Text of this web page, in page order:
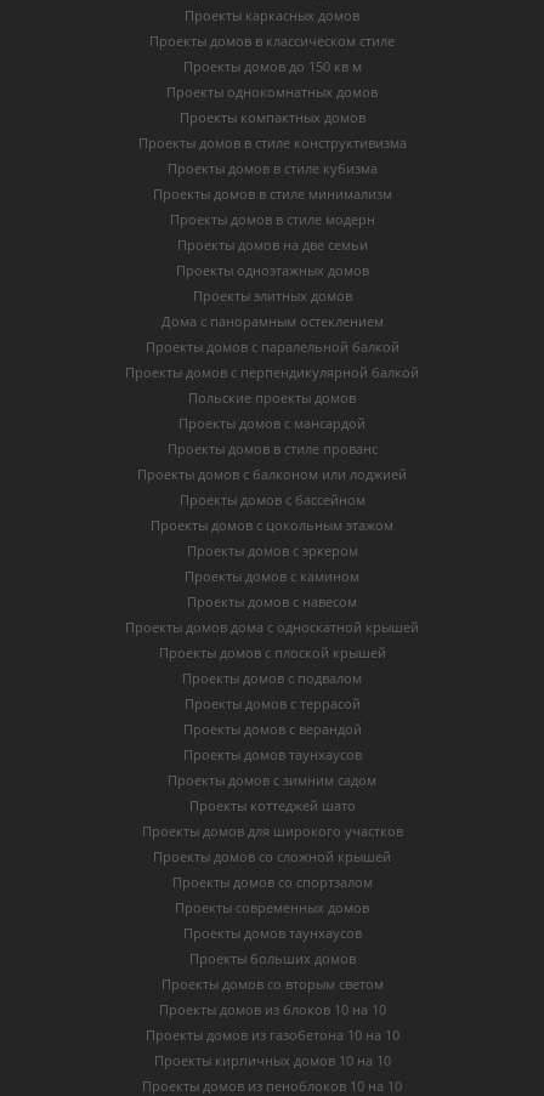
Проекты каркасных домов
Проекты домов в классическом стиле
Проекты домов до 150 кв м
Проекты однокомнатных домов
Проекты компактных домов
Проекты домов в стиле конструктивизма
Проекты домов в стиле кубизма
Проекты домов в стиле минимализм
Проекты домов в стиле модерн
Проекты домов на две семьи
Проекты одноэтажных домов
Проекты элитных домов
Дома с панорамным остеклением
Проекты домов с паралельной балкой
Проекты домов с перпендикулярной балкой
Польские проекты домов
Проекты домов с мансардой
Проекты домов в стиле прованс
Проекты домов с балконом или лоджией
Проекты домов с бассейном
Проекты домов с цокольным этажом
Проекты домов с эркером
Проекты домов с камином
Проекты домов с навесом
Проекты домов дома с односкатной крышей
Проекты домов с плоской крышей
Проекты домов с подвалом
Проекты домов с террасой
Проекты домов с верандой
Проекты домов таунхаусов
Проекты домов с зимним садом
Проекты коттеджей шато
Проекты домов для широкого участков
Проекты домов со сложной крышей
Проекты домов со спортзалом
Проекты современных домов
Проекты домов таунхаусов
Проекты больших домов
Проекты домов со вторым светом
Проекты домов из блоков 10 на 10
Проекты домов из газобетона 10 на 10
Проекты кирпичных домов 10 на 10
Проекты домов из пеноблоков 10 на 10